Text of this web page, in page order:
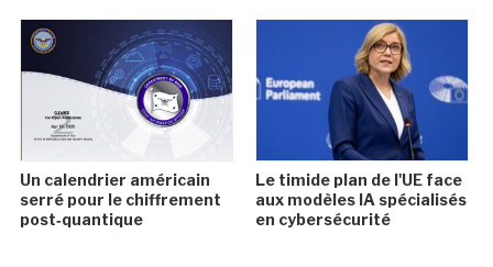
Un calendrier américain
serré pour le chiffrement
post‑quantique
Le timide plan de l'UE face
aux modèles IA spécialisés
en cybersécurité